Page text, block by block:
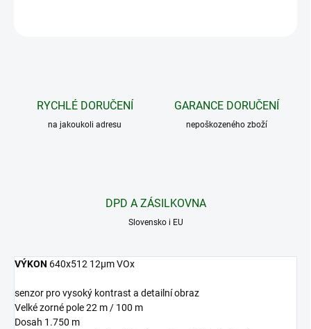
RYCHLÉ DORUČENÍ
na jakoukoli adresu
GARANCE DORUČENÍ
nepoškozeného zboží
DPD A ZÁSILKOVNA
Slovensko i EU
VÝKON 640x512 12µm VOx
senzor pro vysoký kontrast a detailní obraz
Velké zorné pole 22 m / 100 m
Dosah 1.750 m